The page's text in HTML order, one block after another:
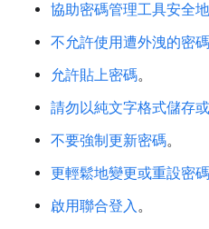
協助密碼管理工具安全
不允許使用遭外洩的密碼
允許貼上密碼。
請勿以純文字格式儲存
不要強制更新密碼。
更輕鬆地變更或重設密碼
啟用聯合登入。